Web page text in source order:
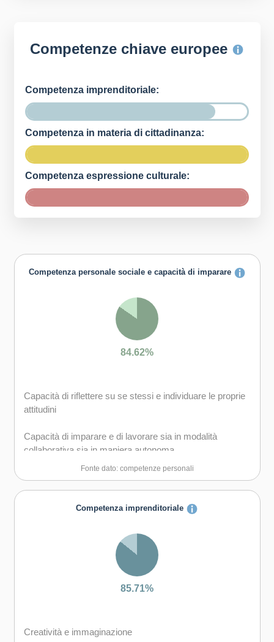
Competenze chiave europee
Competenza imprenditoriale:
Competenza in materia di cittadinanza:
Competenza espressione culturale:
Competenza personale sociale e capacità di imparare
84.62%
Capacità di riflettere su se stessi e individuare le proprie
attitudini
Capacità di imparare e di lavorare sia in modalità
collaborativa sia in maniera autonoma
Capacità di comunicare costruttivamente in ambienti
Capacità di creare fiducia e provare empatia
Capacità di esprimere e comprendere punti di vista
Capacità di concentrarsi, di riflettere criticamente e di
Fonte dato: competenze personali
Competenza imprenditoriale
85.71%
Creatività e immaginazione